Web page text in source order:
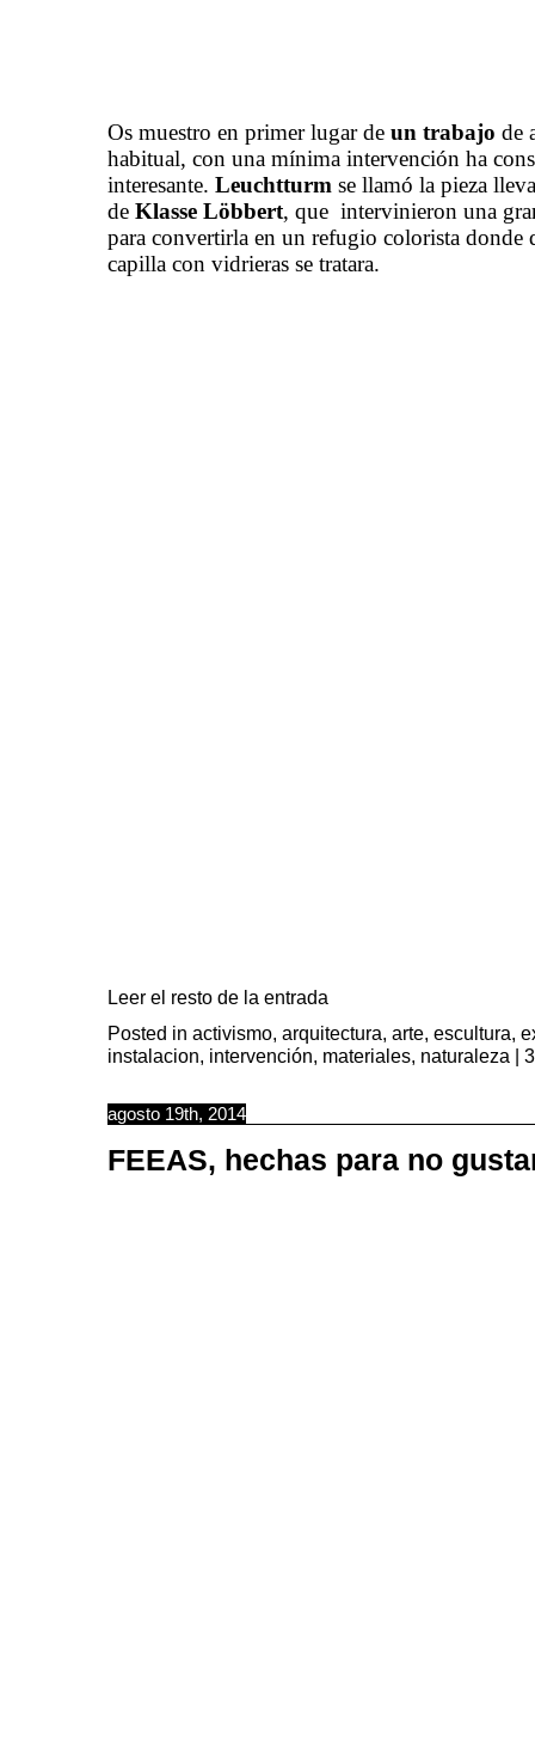
Os muestro en primer lugar de un trabajo de
habitual, con una mínima intervención ha
interesante. Leuchtturm se llamó la pieza
de Klasse Löbbert, que intervinieron una
para convertirla en un refugio colorista donde
capilla con vidrieras se tratara.
Leer el resto de la entrada
Posted in activismo, arquitectura, arte, escultura,
instalacion, intervención, materiales, naturaleza |
agosto 19th, 2014
FEEAS, hechas para no